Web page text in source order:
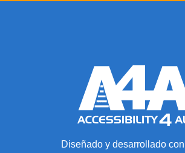
Diseñado y desarrollado